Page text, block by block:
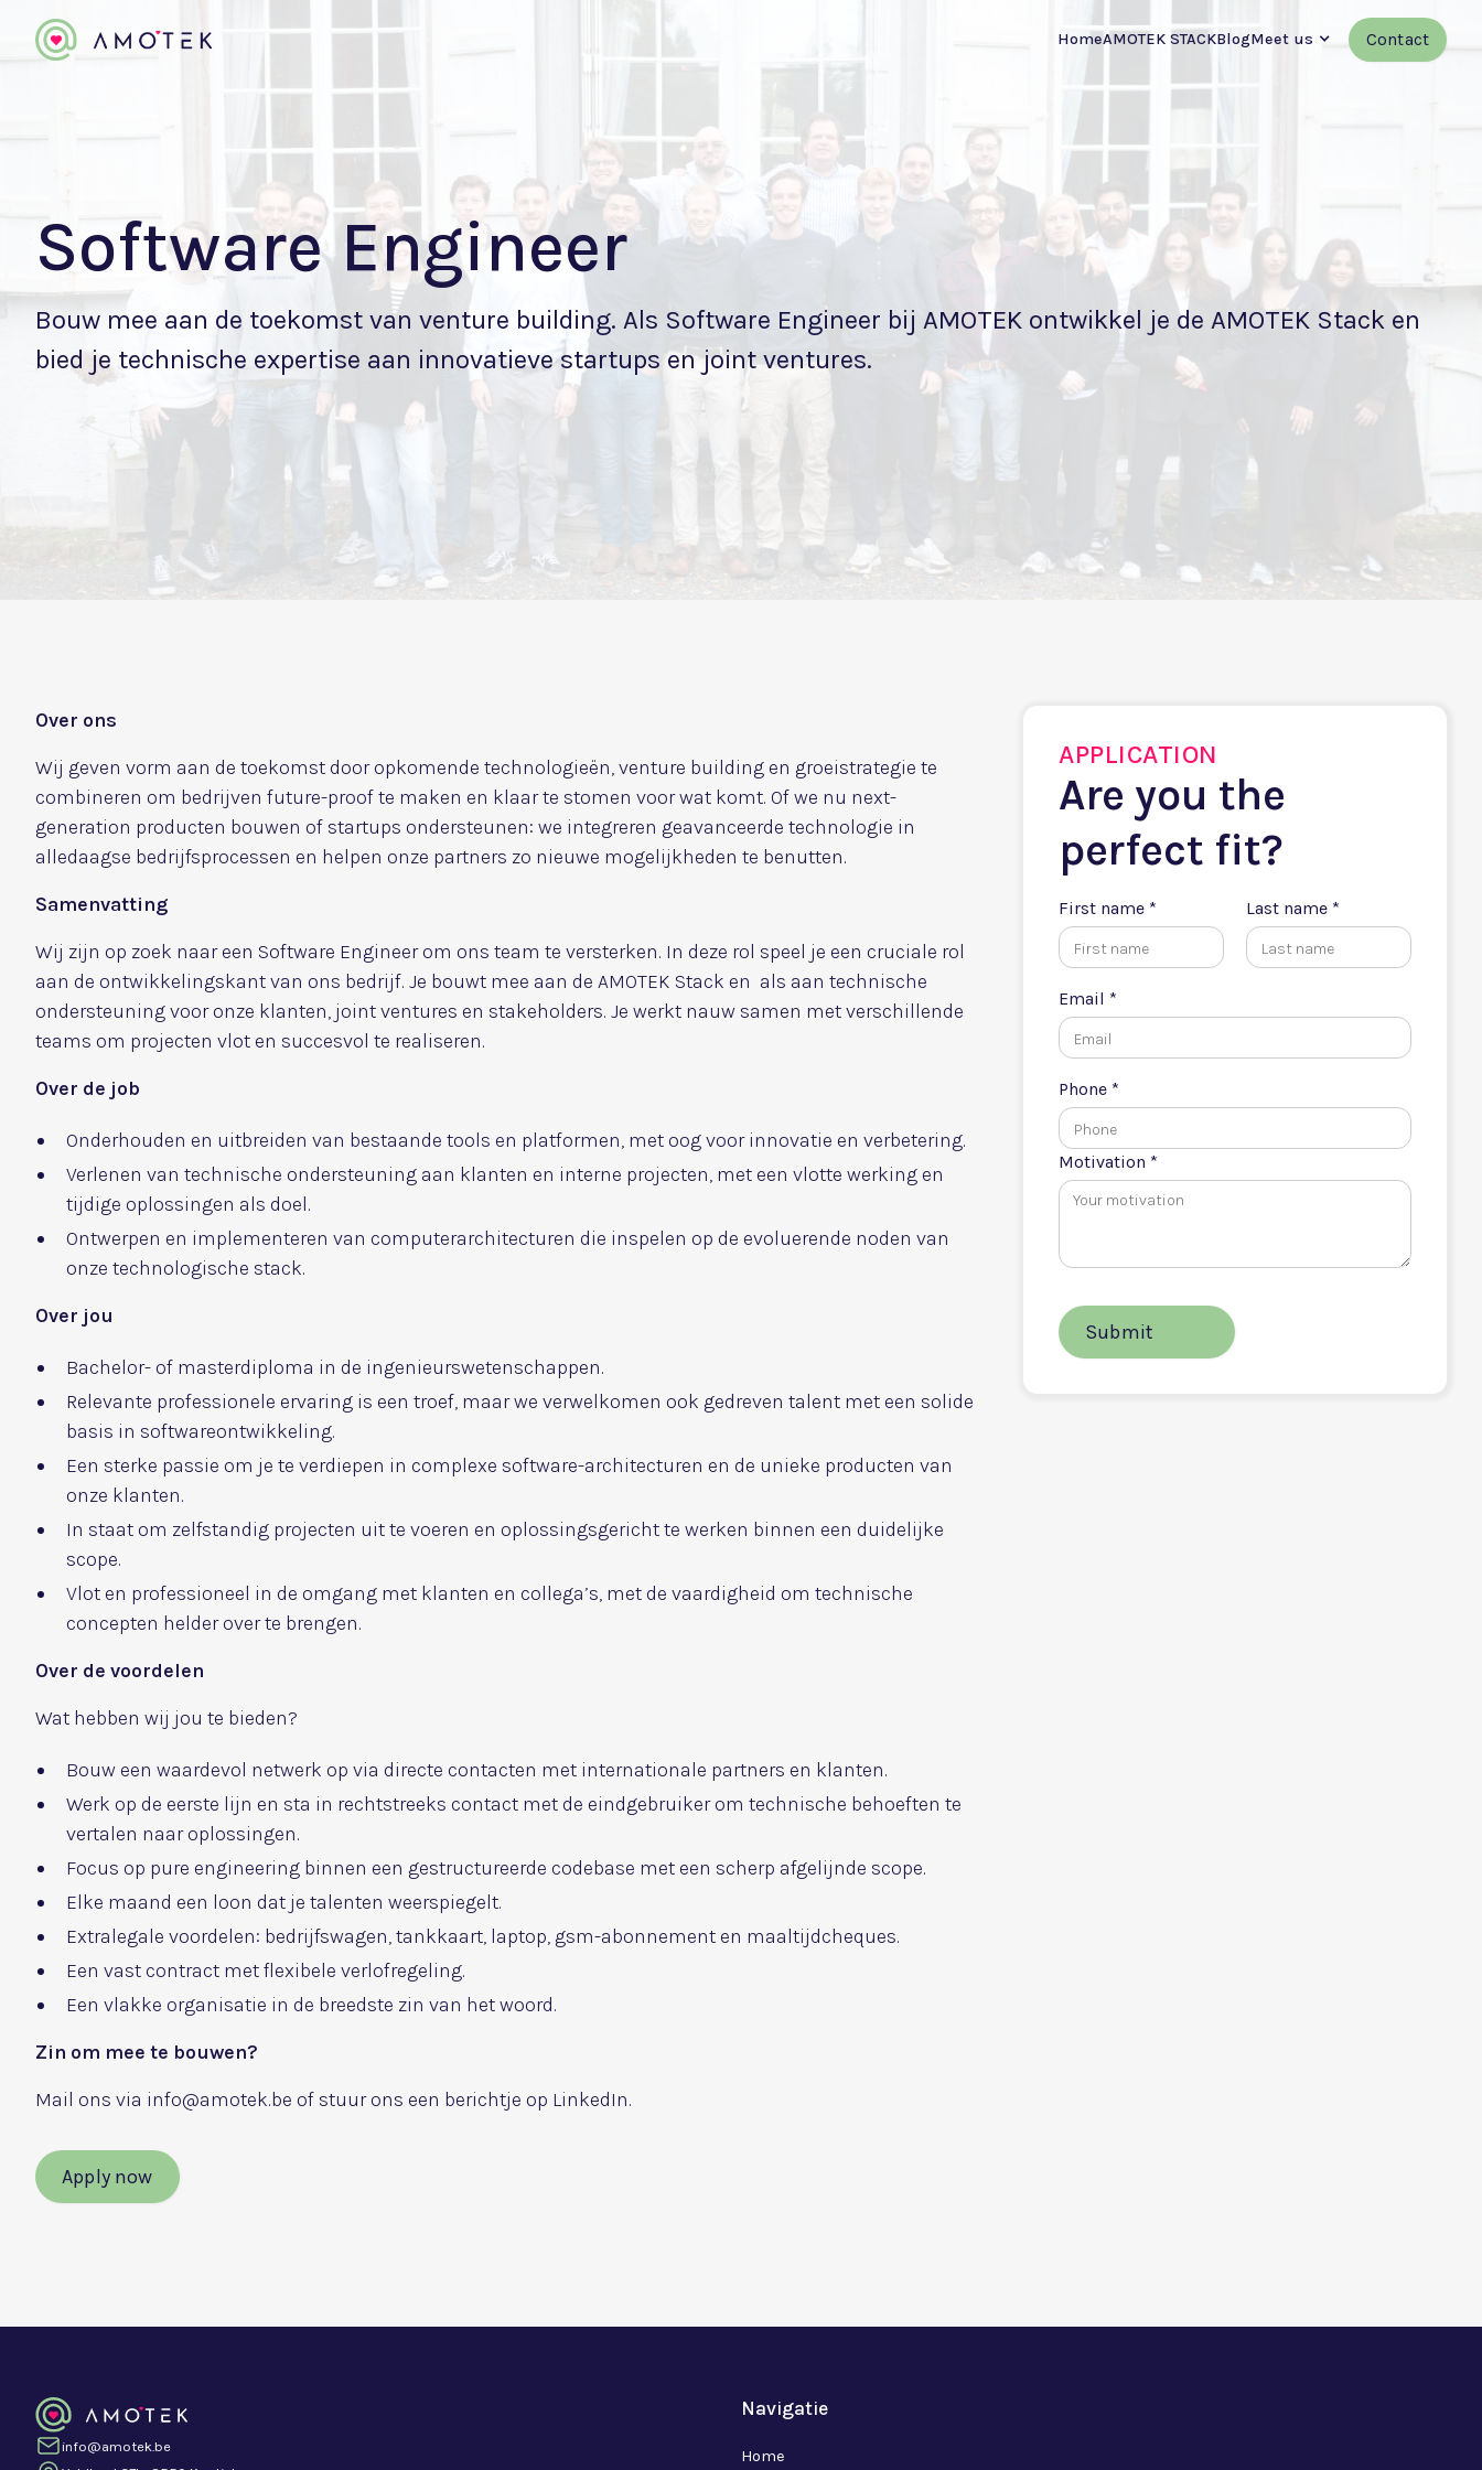
HomeAMOTEK STACKBlogMeet us Contact
Software Engineer
Bouw mee aan de toekomst van venture building. Als Software Engineer bij AMOTEK ontwikkel je de AMOTEK Stack en
bied je technische expertise aan innovatieve startups en joint ventures.
Over ons
Wij geven vorm aan de toekomst door opkomende technologieën, venture building en groeistrategie te
combineren om bedrijven future-proof te maken en klaar te stomen voor wat komt. Of we nu next-
generation producten bouwen of startups ondersteunen: we integreren geavanceerde technologie in
alledaagse bedrijfsprocessen en helpen onze partners zo nieuwe mogelijkheden te benutten.
Samenvatting
Wij zijn op zoek naar een Software Engineer om ons team te versterken. In deze rol speel je een cruciale rol
aan de ontwikkelingskant van ons bedrijf. Je bouwt mee aan de AMOTEK Stack en als aan technische
ondersteuning voor onze klanten, joint ventures en stakeholders. Je werkt nauw samen met verschillende
teams om projecten vlot en succesvol te realiseren.
Over de job
Onderhouden en uitbreiden van bestaande tools en platformen, met oog voor innovatie en verbetering.
Verlenen van technische ondersteuning aan klanten en interne projecten, met een vlotte werking en
tijdige oplossingen als doel.
Ontwerpen en implementeren van computerarchitecturen die inspelen op de evoluerende noden van
onze technologische stack.
Over jou
Bachelor- of masterdiploma in de ingenieurswetenschappen.
Relevante professionele ervaring is een troef, maar we verwelkomen ook gedreven talent met een solide
basis in softwareontwikkeling.
Een sterke passie om je te verdiepen in complexe software-architecturen en de unieke producten van
onze klanten.
In staat om zelfstandig projecten uit te voeren en oplossingsgericht te werken binnen een duidelijke
scope.
Vlot en professioneel in de omgang met klanten en collega’s, met de vaardigheid om technische
concepten helder over te brengen.
Over de voordelen
Wat hebben wij jou te bieden?
Bouw een waardevol netwerk op via directe contacten met internationale partners en klanten.
Werk op de eerste lijn en sta in rechtstreeks contact met de eindgebruiker om technische behoeften te
vertalen naar oplossingen.
Focus op pure engineering binnen een gestructureerde codebase met een scherp afgelijnde scope.
Elke maand een loon dat je talenten weerspiegelt.
Extralegale voordelen: bedrijfswagen, tankkaart, laptop, gsm-abonnement en maaltijdcheques.
Een vast contract met flexibele verlofregeling.
Een vlakke organisatie in de breedste zin van het woord.
Zin om mee te bouwen?
Mail ons via info@amotek.be of stuur ons een berichtje op LinkedIn.
Apply now
APPLICATION
Are you the
perfect fit?
First name * Last name *
Email *
Phone *
Motivation *
info@amotek.be
Navigatie
Home